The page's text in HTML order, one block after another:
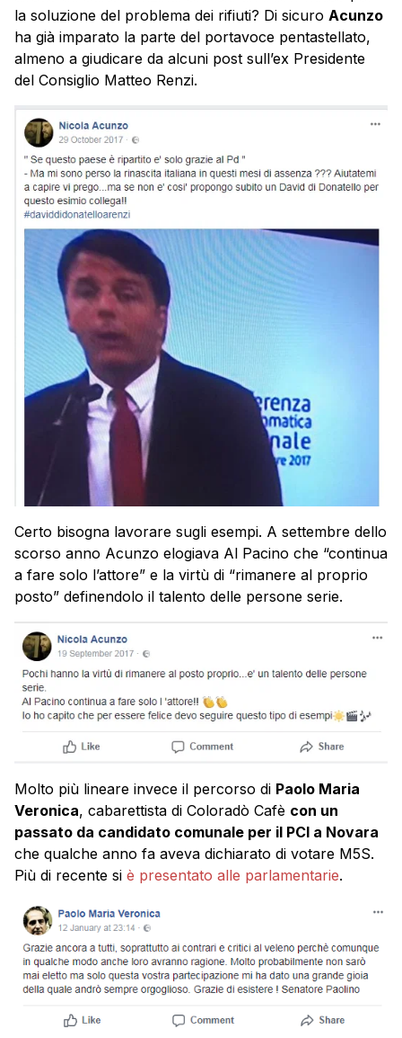
la soluzione del problema dei rifiuti? Di sicuro Acunzo
ha già imparato la parte del portavoce pentastellato,
almeno a giudicare da alcuni post sull’ex Presidente
del Consiglio Matteo Renzi.
Certo bisogna lavorare sugli esempi. A settembre dello
scorso anno Acunzo elogiava Al Pacino che “continua
a fare solo l’attore” e la virtù di “rimanere al proprio
posto” definendolo il talento delle persone serie.
Molto più lineare invece il percorso di Paolo Maria
Veronica, cabarettista di Coloradò Cafè con un
passato da candidato comunale per il PCI a Novara
che qualche anno fa aveva dichiarato di votare M5S.
Più di recente si è presentato alle parlamentarie.